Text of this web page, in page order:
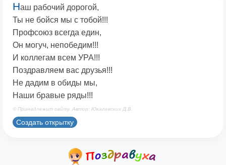
Наш рабочий дорогой,
Ты не бойся мы с тобой!!!
Профсоюз всегда един,
Он могуч, непобедим!!!
И коллегам всем УРА!!!
Поздравляем вас друзья!!!
Не дадим в обиды мы,
Наши бравые ряды!!!
© Принадлежит сайту. Автор: Юкалевских Д.В.
Создать открытку